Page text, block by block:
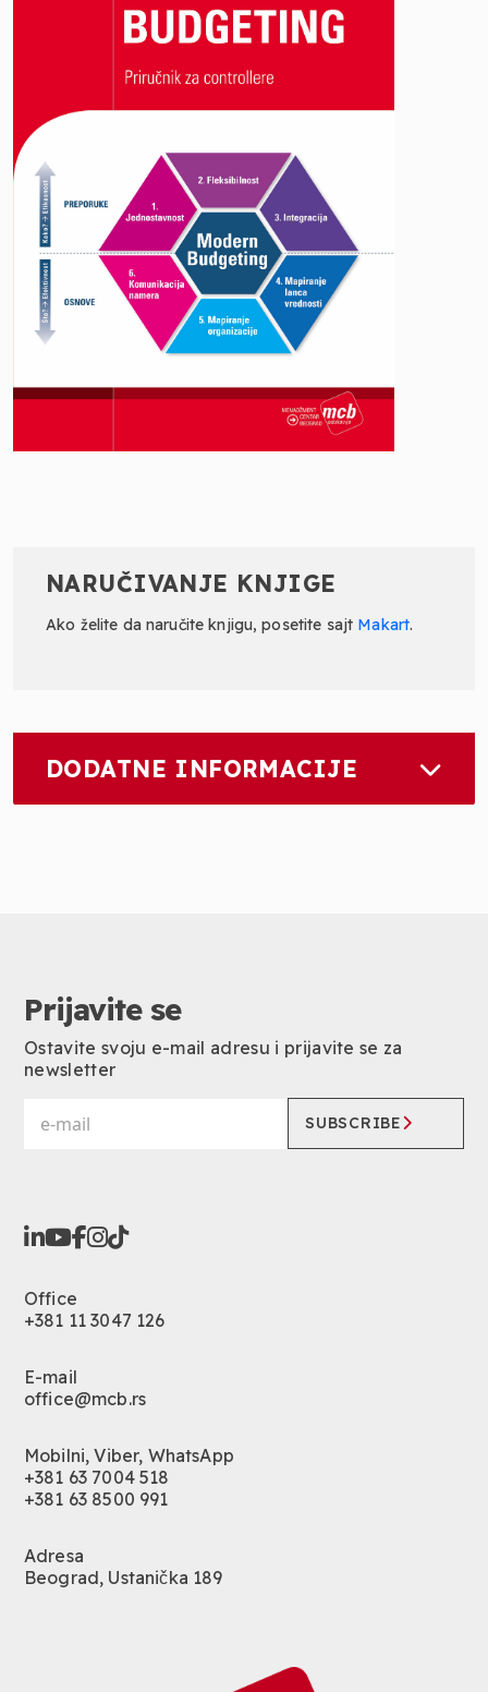
NARUČIVANJE KNJIGE
Ako želite da naručite knjigu, posetite sajt Makart.
DODATNE INFORMACIJE
Prijavite se
Ostavite svoju e-mail adresu i prijavite se za
newsletter
SUBSCRIBE
Office
+381 11 3047 126
E-mail
office@mcb.rs
Mobilni, Viber, WhatsApp
+381 63 7004 518
+381 63 8500 991
Adresa
Beograd, Ustanička 189